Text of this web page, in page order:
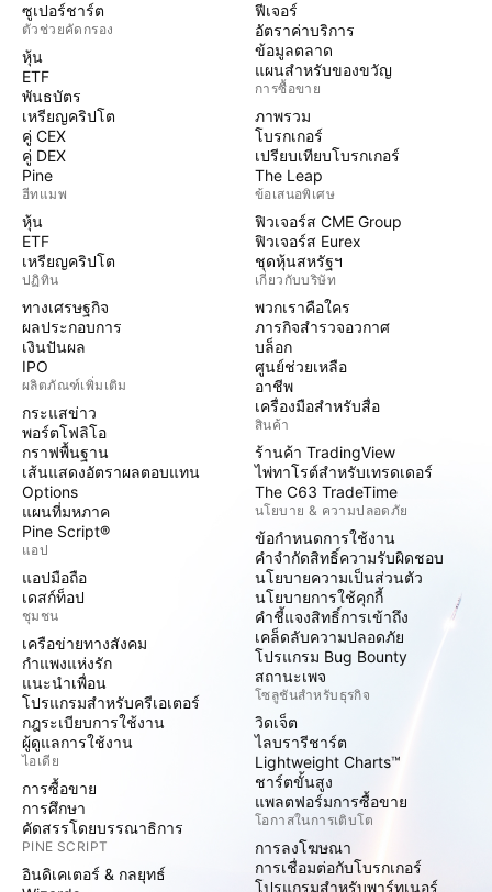
ซูเปอร์ชาร์ต
ตัวช่วยคัดกรอง
หุ้น
ETF
พันธบัตร
เหรียญคริปโต
คู่ CEX
คู่ DEX
Pine
ฮีทแมพ
หุ้น
ETF
เหรียญคริปโต
ปฏิทิน
ทางเศรษฐกิจ
ผลประกอบการ
เงินปันผล
IPO
ผลิตภัณฑ์เพิ่มเติม
กระแสข่าว
พอร์ตโฟลิโอ
กราฟพื้นฐาน
เส้นแสดงอัตราผลตอบแทน
Options
แผนที่มหภาค
Pine Script®
แอป
แอปมือถือ
เดสก์ท็อป
ชุมชน
เครือข่ายทางสังคม
กำแพงแห่งรัก
แนะนำเพื่อน
โปรแกรมสำหรับครีเอเตอร์
กฎระเบียบการใช้งาน
ผู้ดูแลการใช้งาน
ไอเดีย
การซื้อขาย
การศึกษา
คัดสรรโดยบรรณาธิการ
PINE SCRIPT
อินดิเคเตอร์ & กลยุทธ์
ฟีเจอร์
อัตราค่าบริการ
ข้อมูลตลาด
แผนสำหรับของขวัญ
การซื้อขาย
ภาพรวม
โบรกเกอร์
เปรียบเทียบโบรกเกอร์
The Leap
ข้อเสนอพิเศษ
ฟิวเจอร์ส CME Group
ฟิวเจอร์ส Eurex
ชุดหุ้นสหรัฐฯ
เกี่ยวกับบริษัท
พวกเราคือใคร
ภารกิจสำรวจอวกาศ
บล็อก
ศูนย์ช่วยเหลือ
อาชีพ
เครื่องมือสำหรับสื่อ
สินค้า
ร้านค้า TradingView
ไพ่ทาโรต์สำหรับเทรดเดอร์
The C63 TradeTime
นโยบาย & ความปลอดภัย
ข้อกำหนดการใช้งาน
คำจำกัดสิทธิ์ความรับผิดชอบ
นโยบายความเป็นส่วนตัว
นโยบายการใช้คุกกี้
คำชี้แจงสิทธิ์การเข้าถึง
เคล็ดลับความปลอดภัย
โปรแกรม Bug Bounty
สถานะเพจ
โซลูชันสำหรับธุรกิจ
วิดเจ็ต
ไลบรารีชาร์ต
Lightweight Charts™
ชาร์ตขั้นสูง
แพลตฟอร์มการซื้อขาย
โอกาสในการเติบโต
การลงโฆษณา
การเชื่อมต่อกับโบรกเกอร์
โปรแกรมสำหรับพาร์ทเนอร์